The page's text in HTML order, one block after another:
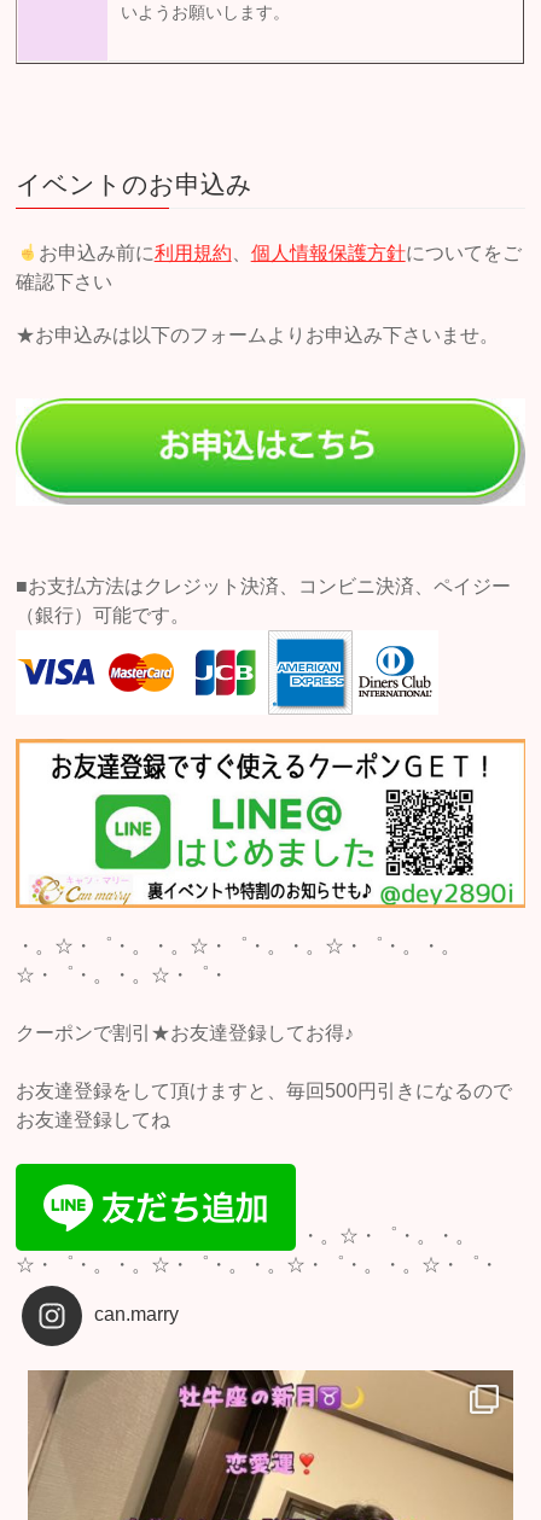
いようお願いします。
イベントのお申込み
お申込み前に利用規約 個人情報保護方針についてをご
確認下さい
★お申込みは以下のフォームよりお申込み下さいませ。
■お支払方法はクレジット決済、コンビニ決済、ペイジー
（銀行）可能です。
・。☆・゜・。・。☆・゜・。・。☆・゜・。・。
☆・゜・。・。☆・゜・
クーポンで割引★お友達登録してお得♪
お友達登録をして頂けますと、毎回500円引きになるので
お友達登録してね
・。☆・゜・。・。
☆・゜・。・。☆・゜・。・。☆・゜・。・。☆・゜・
can.marry